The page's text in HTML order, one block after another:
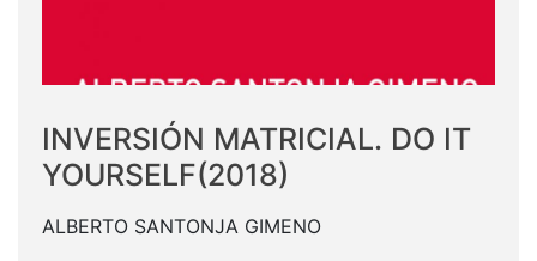
INVERSIÓN MATRICIAL. DO IT
YOURSELF(2018)
ALBERTO SANTONJA GIMENO